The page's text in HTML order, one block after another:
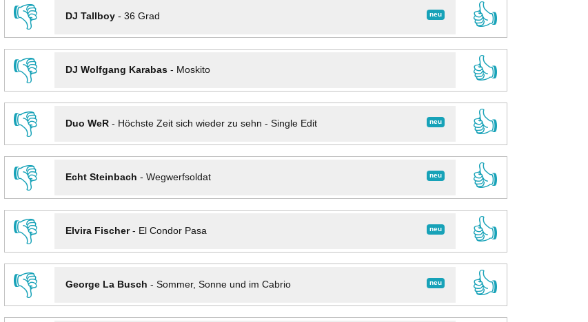
👎
neu
DJ Tallboy- 36 Grad
👍
👎
DJ Wolfgang Karabas- Moskito
👍
👎
neu
Duo WeR- Höchste Zeit sich wieder zu sehn - Single Edit
👍
👎
neu
Echt Steinbach - Wegwerfsoldat
👍
👎
neu
Elvira Fischer- El Condor Pasa
👍
👎
neu
George La Busch - Sommer, Sonne und im Cabrio
👍